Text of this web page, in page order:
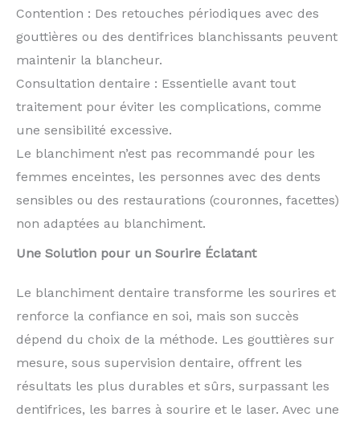
Contention : Des retouches périodiques avec des
gouttières ou des dentifrices blanchissants peuvent
maintenir la blancheur.
Consultation dentaire : Essentielle avant tout
traitement pour éviter les complications, comme
une sensibilité excessive.
Le blanchiment n’est pas recommandé pour les
femmes enceintes, les personnes avec des dents
sensibles ou des restaurations (couronnes, facettes)
non adaptées au blanchiment.
Une Solution pour un Sourire Éclatant
Le blanchiment dentaire transforme les sourires et
renforce la confiance en soi, mais son succès
dépend du choix de la méthode. Les gouttières sur
mesure, sous supervision dentaire, offrent les
résultats les plus durables et sûrs, surpassant les
dentifrices, les barres à sourire et le laser. Avec une